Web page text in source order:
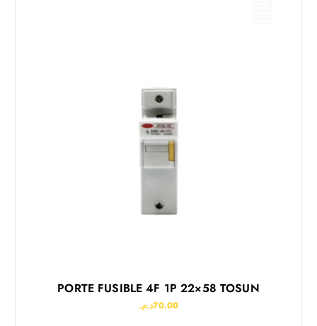
PORTE FUSIBLE 4F 1P 22×58 TOSUN
70.00د.م.